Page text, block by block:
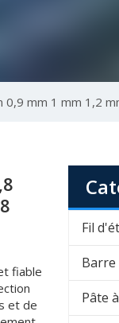
mm 1 mm 1,2
fiable
et de
Fil
Pâte